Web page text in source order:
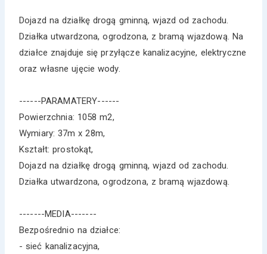
Dojazd na działkę drogą gminną, wjazd od zachodu.
Działka utwardzona, ogrodzona, z bramą wjazdową. Na
działce znajduje się przyłącze kanalizacyjne, elektryczne
oraz własne ujęcie wody.
------PARAMATERY------
Powierzchnia: 1058 m2,
Wymiary: 37m x 28m,
Kształt: prostokąt,
Dojazd na działkę drogą gminną, wjazd od zachodu.
Działka utwardzona, ogrodzona, z bramą wjazdową.
-------MEDIA-------
Bezpośrednio na działce:
- sieć kanalizacyjna,